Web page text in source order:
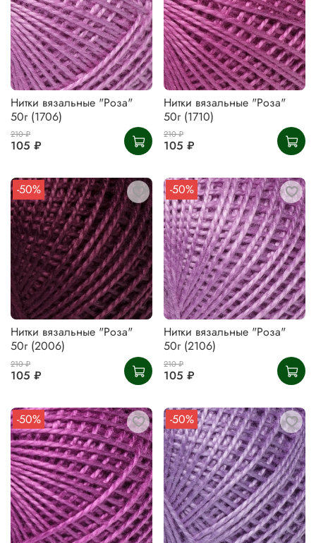
Нитки вязальные "Роза"
50г (1706)
210 ₽
105 ₽
Нитки вязальные "Роза"
50г (1710)
210 ₽
105 ₽
-50%
Нитки вязальные "Роза"
50г (2006)
210 ₽
105 ₽
-50%
Нитки вязальные "Роза"
50г (2106)
210 ₽
105 ₽
-50% -50%